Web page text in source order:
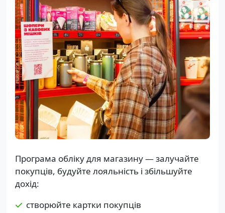
Програма обліку для магазину — залучайте
покупців, будуйте лояльність і збільшуйте
дохід:
створюйте картки покупців